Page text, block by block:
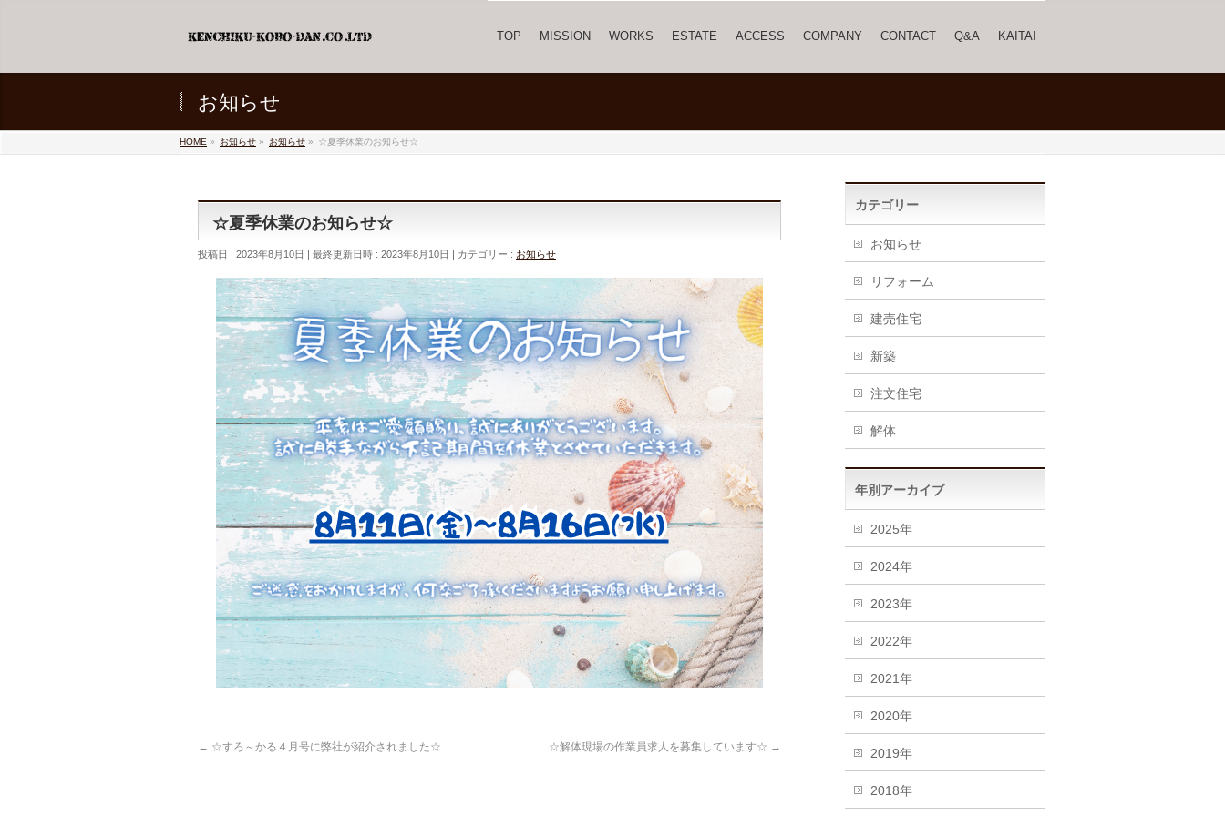
TOP MISSION WORKS ESTATE ACCESS COMPANY CONTACT Q&A KAITAI
お知らせ
HOME » お知らせ » お知らせ » ☆夏季休業のお知らせ☆
☆夏季休業のお知らせ☆
投稿日 : 2023年8月10日 最終更新日時 : 2023年8月10日 カテゴリー : お知らせ
← ☆すろ～かる４月号に弊社が紹介されました☆ ☆解体現場の作業員求人を募集しています☆ →
カテゴリー
お知らせ
リフォーム
建売住宅
新築
注文住宅
解体
年別アーカイブ
2025年
2024年
2023年
2022年
2021年
2020年
2019年
2018年